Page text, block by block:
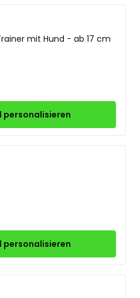
mit Hund − ab 17 cm
personalisieren
personalisieren